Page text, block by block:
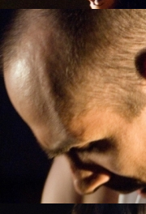
RIKKE JUELLUND